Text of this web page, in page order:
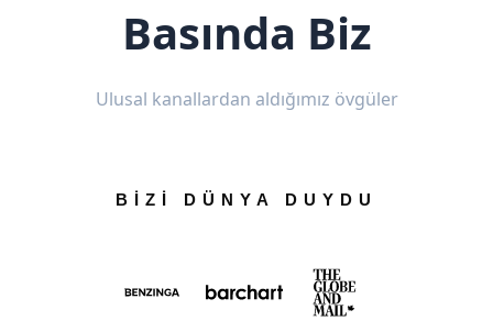
Basında Biz
Ulusal kanallardan aldığımız övgüler
BİZİ DÜNYA DUYDU